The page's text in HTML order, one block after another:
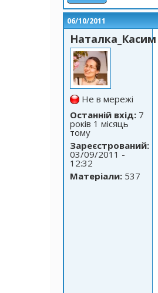
06/10/2011
Наталка_Касим
Не в мережі
Останній вхід: 7
років 1 місяць
тому
Зареєстрований:
03/09/2011 -
12:32
Матеріали: 537